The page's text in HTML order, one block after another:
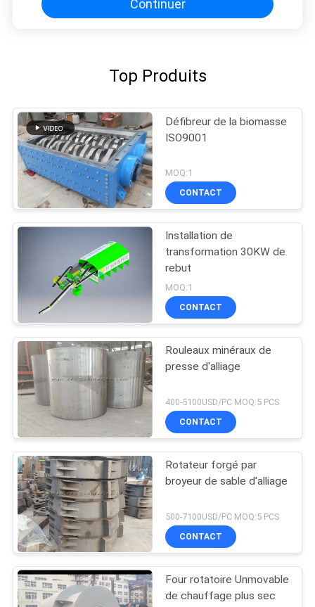
Continuer
Top Produits
Défibreur de la biomasse
ISO9001
MOQ:1
CONTACT
Installation de
transformation 30KW de
rebut
MOQ:1
CONTACT
Rouleaux minéraux de
presse d'alliage
400-5100USD/PC MOQ:5 PCS
CONTACT
Rotateur forgé par
broyeur de sable d'alliage
500-7100USD/PC MOQ:5 PCS
CONTACT
Four rotatoire Unmovable
de chauffage plus sec